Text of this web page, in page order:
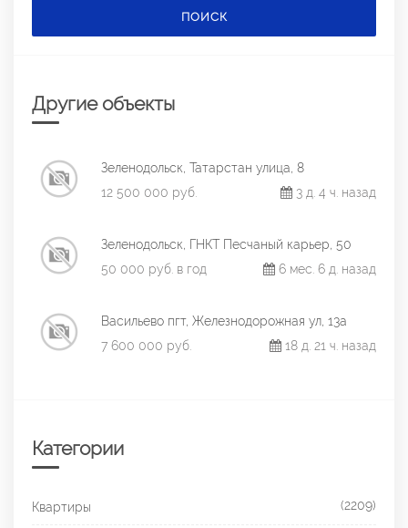
ПОИСК
Другие объекты
Зеленодольск, Татарстан улица, 8
12 500 000 руб.
3 д. 4 ч. назад
Зеленодольск, ГНКТ Песчаный карьер, 50
50 000 руб. в год
6 мес. 6 д. назад
Васильево пгт, Железнодорожная ул, 13а
7 600 000 руб.
18 д. 21 ч. назад
Категории
Квартиры (2209)